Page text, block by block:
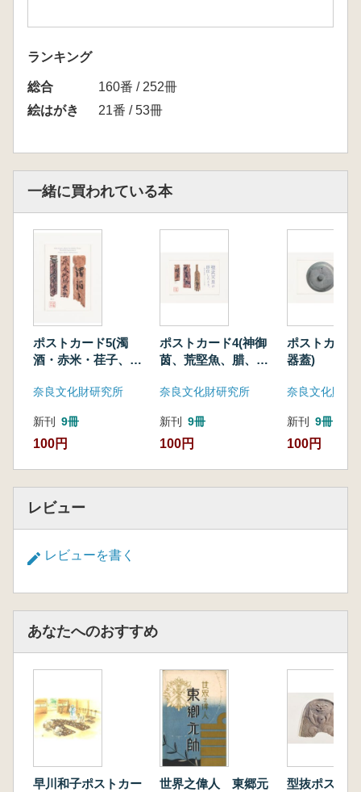
ランキング
総合
160番 / 252冊
絵はがき
21番 / 53冊
一緒に買われている本
ポストカード5(濁
酒・赤米・荏子、原
奈良文化財研究所
新刊 9冊
100円
ポストカード4(神御
茵、荒堅魚、腊、原
奈良文化財研究所
新刊 9冊
100円
ポストカー
器蓋)
奈良文化財研
新刊 9冊
100円
レビュー
レビューを書く
あなたへのおすすめ
早川和子ポストカー
世界之偉人 東郷元
型抜ポスト